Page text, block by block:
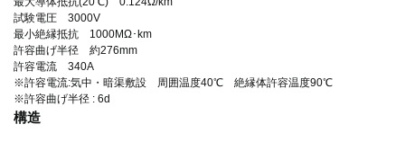
試験電圧 3000V
最小絶縁抵抗 1000MΩ･km
許容曲げ半径 約276mm
許容電流 340A
※許容電流:気中・暗渠敷設 周囲温度40℃ 絶縁体許容温度90℃
※許容曲げ半径 : 6d
構造